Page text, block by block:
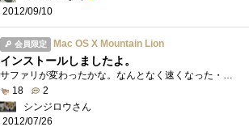
2012/09/10
会員限定 Mac OS X Mountain Lion
インストールしましたよ。
18
2
シンジロウさん
2012/07/26